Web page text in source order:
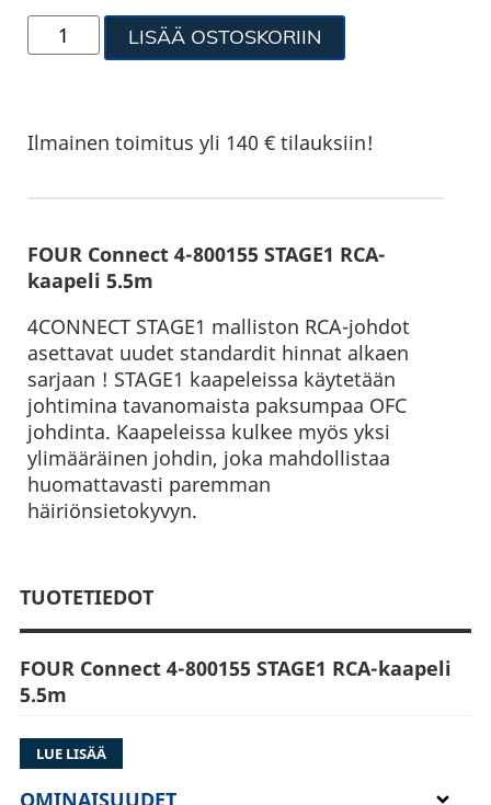
LISÄÄ OSTOSKORIIN
Ilmainen toimitus yli 140 € tilauksiin!
FOUR Connect 4-800155 STAGE1 RCA-
kaapeli 5.5m
4CONNECT STAGE1 malliston RCA-johdot
asettavat uudet standardit hinnat alkaen
sarjaan ! STAGE1 kaapeleissa käytetään
johtimina tavanomaista paksumpaa OFC
johdinta. Kaapeleissa kulkee myös yksi
ylimääräinen johdin, joka mahdollistaa
huomattavasti paremman
häiriönsietokyvyn.
TUOTETIEDOT
FOUR Connect 4-800155 STAGE1 RCA-kaapeli
5.5m
Stage 1 kaapelin rakenne on erittäin tiukkaan
kierretty Twisted Pair rakenne joka eliminoi
häiriöitä.
LUE LISÄÄ
OMINAISUUDET